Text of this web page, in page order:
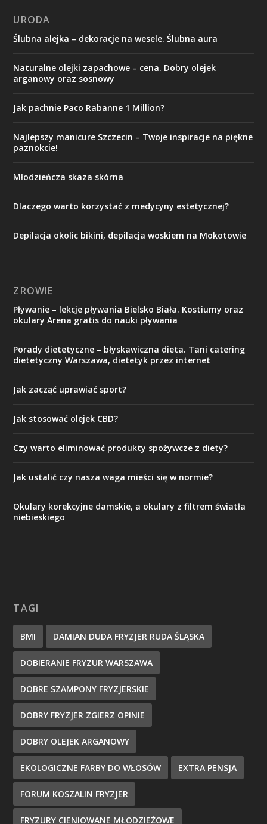
URODA
Ślubna alejka – dekoracje na wesele. Ślubna aura
Naturalne olejki zapachowe – cena. Dobry olejek
arganowy oraz sosnowy
Jak pachnie Paco Rabanne 1 Million?
Najlepszy manicure Szczecin – Twoje inspiracje na piękne
paznokcie!
Młodzieńcza skaza skórna
Dlaczego warto korzystać z medycyny estetycznej?
Depilacja okolic bikini, depilacja woskiem na Mokotowie
ZROWIE
Pływanie – lekcje pływania Bielsko Biała. Kostiumy oraz
okulary Arena gratis do nauki pływania
Porady dietetyczne – błyskawiczna dieta. Tani catering
dietetyczny Warszawa, dietetyk przez internet
Jak zacząć uprawiać sport?
Jak stosować olejek CBD?
Czy warto eliminować produkty spożywcze z diety?
Jak ustalić czy nasza waga mieści się w normie?
Okulary korekcyjne damskie, a okulary z filtrem światła
niebieskiego
TAGI
BMI DAMIAN DUDA FRYZJER RUDA ŚLĄSKA
DOBIERANIE FRYZUR WARSZAWA
DOBRE SZAMPONY FRYZJERSKIE
DOBRY FRYZJER ZGIERZ OPINIE
DOBRY OLEJEK ARGANOWY
EKOLOGICZNE FARBY DO WŁOSÓW EXTRA PENSJA
FORUM KOSZALIN FRYZJER
FRYZURY CIENIOWANE MŁODZIEŻOWE